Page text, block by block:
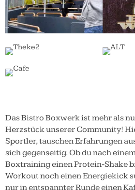
Das Bistro Boxwerk ist mehr als
Herzstück unserer Community!
Sportler, tauschen Erfahrungen
sich gegenseitig. Ob du nach
Boxtraining einen Protein-Shake
Workout noch einen Energiekick
nur in entspannter Runde einen